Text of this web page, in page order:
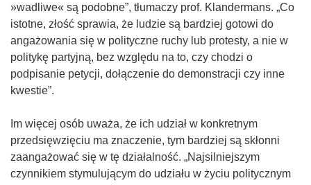
»wadliwe« są podobne”, tłumaczy prof. Klandermans. „Co
istotne, złość sprawia, że ludzie są bardziej gotowi do
angażowania się w polityczne ruchy lub protesty, a nie w
politykę partyjną, bez względu na to, czy chodzi o
podpisanie petycji, dołączenie do demonstracji czy inne
kwestie”.
Im więcej osób uważa, że ich udział w konkretnym
przedsięwzięciu ma znaczenie, tym bardziej są skłonni
zaangażować się w tę działalność. „Najsilniejszym
czynnikiem stymulującym do udziału w życiu politycznym